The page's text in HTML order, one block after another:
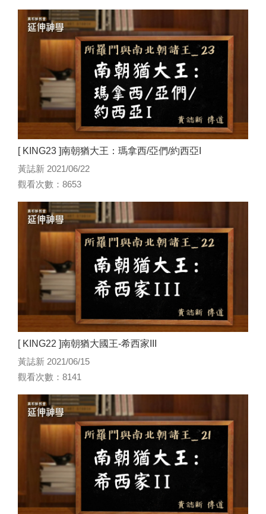
[ KING23 ]南朝猶大王：瑪拿西/亞們/約西亞I
黃誌新 2021/06/22
觀看次數：8653
[ KING22 ]南朝猶大國王-希西家III
黃誌新 2021/06/15
觀看次數：8141